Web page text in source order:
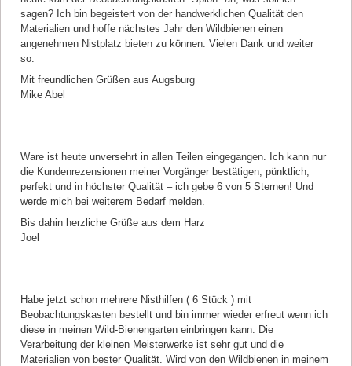
sagen? Ich bin begeistert von der handwerklichen Qualität den
Materialien und hoffe nächstes Jahr den Wildbienen einen
angenehmen Nistplatz bieten zu können. Vielen Dank und weiter
so.
Mit freundlichen Grüßen aus Augsburg
Mike Abel
Ware ist heute unversehrt in allen Teilen eingegangen. Ich kann nur
die Kundenrezensionen meiner Vorgänger bestätigen, pünktlich,
perfekt und in höchster Qualität – ich gebe 6 von 5 Sternen! Und
werde mich bei weiterem Bedarf melden.
Bis dahin herzliche Grüße aus dem Harz
Joel
Habe jetzt schon mehrere Nisthilfen ( 6 Stück ) mit
Beobachtungskasten bestellt und bin immer wieder erfreut wenn ich
diese in meinen Wild-Bienengarten einbringen kann. Die
Verarbeitung der kleinen Meisterwerke ist sehr gut und die
Materialien von bester Qualität. Wird von den Wildbienen in meinem